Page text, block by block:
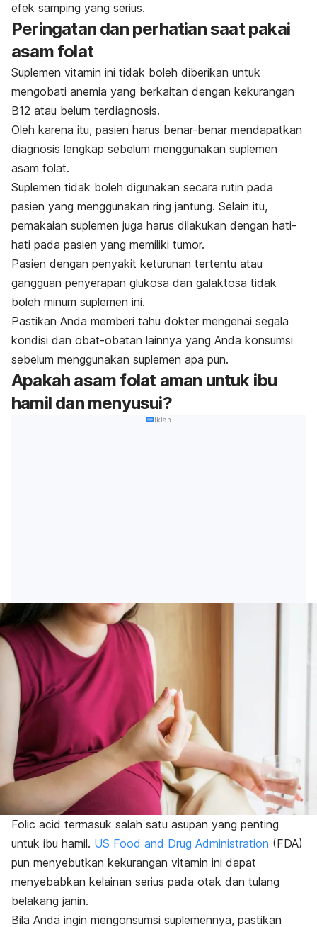
efek samping yang serius.
Peringatan dan perhatian saat pakai
asam folat
Suplemen vitamin ini tidak boleh diberikan untuk
mengobati anemia yang berkaitan dengan kekurangan
B12 atau belum terdiagnosis.
Oleh karena itu, pasien harus benar-benar mendapatkan
diagnosis lengkap sebelum menggunakan suplemen
asam folat.
Suplemen tidak boleh digunakan secara rutin pada
pasien yang menggunakan ring jantung. Selain itu,
pemakaian suplemen juga harus dilakukan dengan hati-
hati pada pasien yang memiliki tumor.
Pasien dengan penyakit keturunan tertentu atau
gangguan penyerapan glukosa dan galaktosa tidak
boleh minum suplemen ini.
Pastikan Anda memberi tahu dokter mengenai segala
kondisi dan obat-obatan lainnya yang Anda konsumsi
sebelum menggunakan suplemen apa pun.
Apakah asam folat aman untuk ibu
hamil dan menyusui?
Iklan
Folic acid termasuk salah satu asupan yang penting
untuk ibu hamil. US Food and Drug Administration (FDA)
pun menyebutkan kekurangan vitamin ini dapat
menyebabkan kelainan serius pada otak dan tulang
belakang janin.
Bila Anda ingin mengonsumsi suplemennya, pastikan